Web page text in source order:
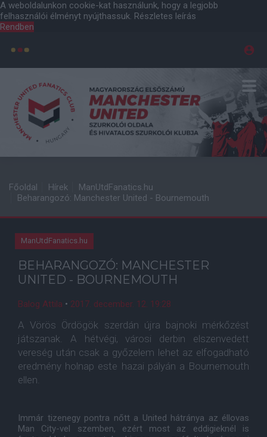
A weboldalunkon cookie-kat használunk, hogy a legjobb
felhasználói élményt nyújthassuk. Részletes leírás
Rendben
Főoldal Hírek
ManUtdFanatics.hu
Beharangozó: Manchester United - Bournemouth
ManUtdFanatics.hu
BEHARANGOZÓ: MANCHESTER
UNITED - BOURNEMOUTH
Balog Attila • 2017. december. 12. 19:28
A Vörös Ördögök szerdán újra bajnoki mérkőzést
játszanak. A hétvégi, városi derbin elszenvedett
vereség után csak a győzelem lehet az elfogadható
eredmény holnap este hazai pályán a Bournemouth
ellen.
Immár tizenegy pontra nőtt a United hátránya az éllovas
Man City-vel szemben, ezért most az eddigieknél is